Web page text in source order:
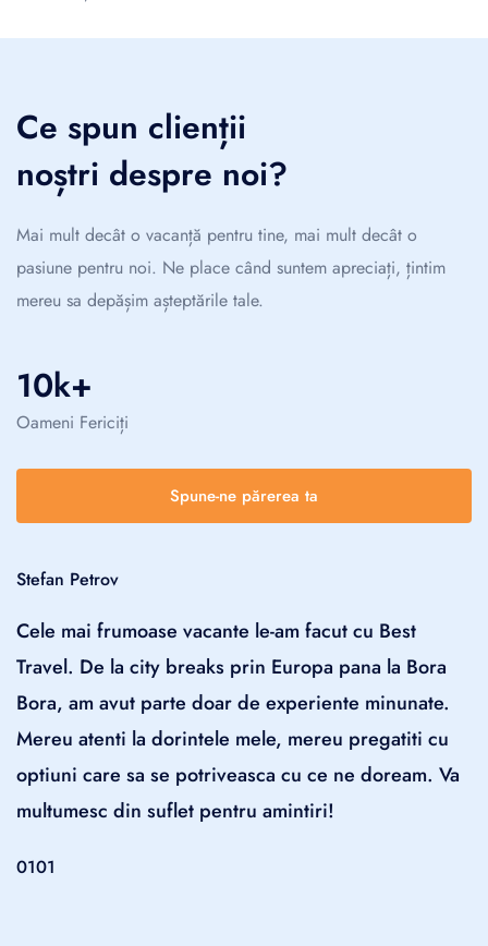
Ce spun clienții
noștri despre noi?
Mai mult decât o vacanță pentru tine, mai mult decât o
pasiune pentru noi. Ne place când suntem apreciați, țintim
mereu sa depășim așteptările tale.
10k+
Oameni Fericiți
Spune-ne părerea ta
Stefan Petrov
Cele mai frumoase vacante le-am facut cu Best
Travel. De la city breaks prin Europa pana la Bora
Bora, am avut parte doar de experiente minunate.
Mereu atenti la dorintele mele, mereu pregatiti cu
optiuni care sa se potriveasca cu ce ne doream. Va
multumesc din suflet pentru amintiri!
0101